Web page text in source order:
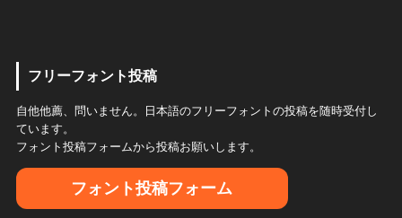
フリーフォント投稿
自他他薦、問いません。日本語のフリーフォントの投稿を随時受付し
ています。
フォント投稿フォームから投稿お願いします。
フォント投稿フォーム